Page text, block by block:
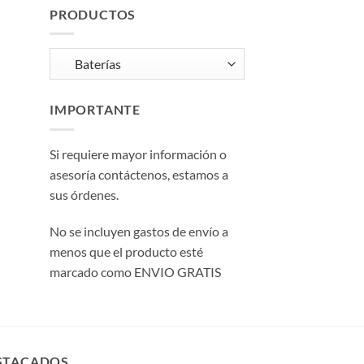
PRODUCTOS
IMPORTANTE
Si requiere mayor información o
asesoría contáctenos, estamos a
sus órdenes.
No se incluyen gastos de envío a
menos que el producto esté
marcado como ENVIO GRATIS